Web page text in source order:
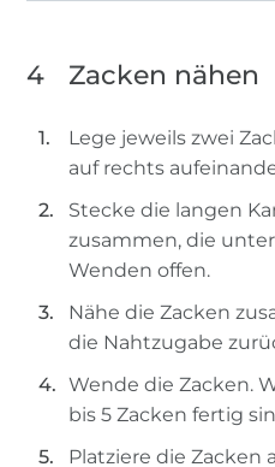
4 Zacken nähen
Lege jeweils zwei
auf rechts
Stecke die langen
zusammen, die
Wenden offen.
Nähe die Zacken
die Nahtzugabe
Wende die Zacken.
bis 5 Zacken fertig
Platziere die Zacken